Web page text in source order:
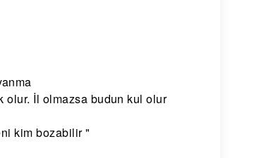
olur. İl olmazsa budun kul olur
kim bozabilir "